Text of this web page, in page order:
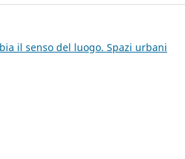
il senso del luogo. Spazi urbani